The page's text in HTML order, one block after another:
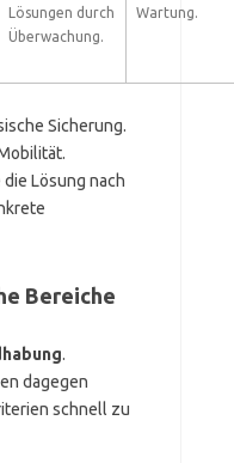
Lösungen durch
Überwachung.
Wartung.
Sicherung.
Lösung nach
Bereiche
.
dagegen
schnell zu